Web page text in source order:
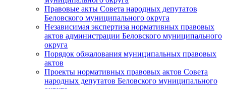
Правовые акты Совета народных депутатов
Беловского муниципального округа
Независимая экспертиза нормативных правовых
актов администрации Беловского муниципального
округа
Порядок обжалования муниципальных правовых
актов
Проекты нормативных правовых актов Совета
народных депутатов Беловского муниципального